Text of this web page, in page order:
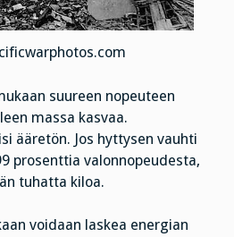
suureen nopeuteen
massa kasvaa.
ääretön. Jos hyttysen vauhti
prosenttia valonnopeudesta,
tuhatta kiloa.
voidaan laskea energian